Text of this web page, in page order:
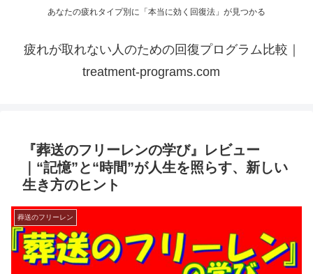
あなたの疲れタイプ別に「本当に効く回復法」が見つかる
疲れが取れない人のための回復プログラム比較｜
treatment-programs.com
『葬送のフリーレンの学び』レビュー
｜“記憶”と“時間”が人生を照らす、新しい
生き方のヒント
葬送のフリーレン